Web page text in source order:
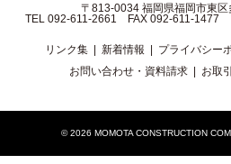
〒813-0034 福岡県福岡市東
TEL 092-611-2661 FAX 092-611-1477
リンク集 新着情報 プライバシー
お問い合わせ・資料請求
お取
© 2026 MOMOTA CONSTRUCTION